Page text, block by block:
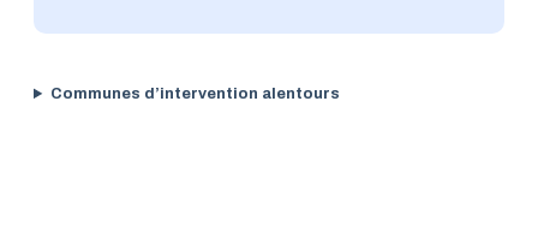
Communes d’intervention alentours